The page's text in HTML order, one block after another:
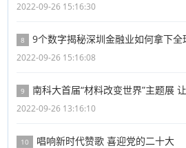
2022-09-26 15:16:30
8 9个数字揭秘深圳金融业如何拿下全
2022-09-26 15:16:08
9 南科大首届“材料改变世界”主题展
2022-09-26 13:16:10
10 唱响新时代赞歌 喜迎党的二十大